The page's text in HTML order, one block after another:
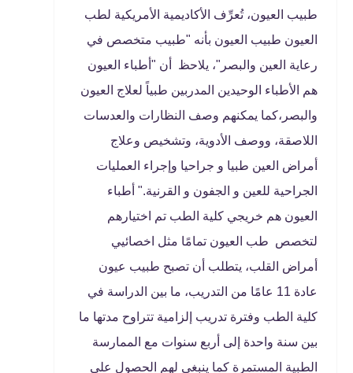
طبيب العيون، تُعرِّف الأكاديمية الأمريكية لطب
العيون طبيب العيون بأنه "طبيب متخصص في
رعاية العين والبصر"، يلاحظ أن "أطباء العيون
هم الأطباء الوحيدين المدربين طبياً لعلاج العيون
والبصر،كما يمكنهم وصف النظارات والعدسات
اللاصقة، ووصف الأدوية، وتشخيص وعلاج
أمراض العين طبيا و جراحيا وإجراء العمليات
الجراحية للعين و الجفون و القرنية." أطباء
العيون هم خريجي كلية الطب تم اختيارهم
لتخصص طب العيون تمامًا مثل اخصائيي
أمراض القلب، يتطلب أن تصبح طبيب عيون
عادة 11 عامًا من التدريب، ما بين الدراسة في
كلية الطب وفترة تدريب إلزامية تتراوح مدتها ما
بين سنة واحدة إلى أربع سنوات مع الممارسة
الطبية المستمرة كما ينبغي لهم الحصول على